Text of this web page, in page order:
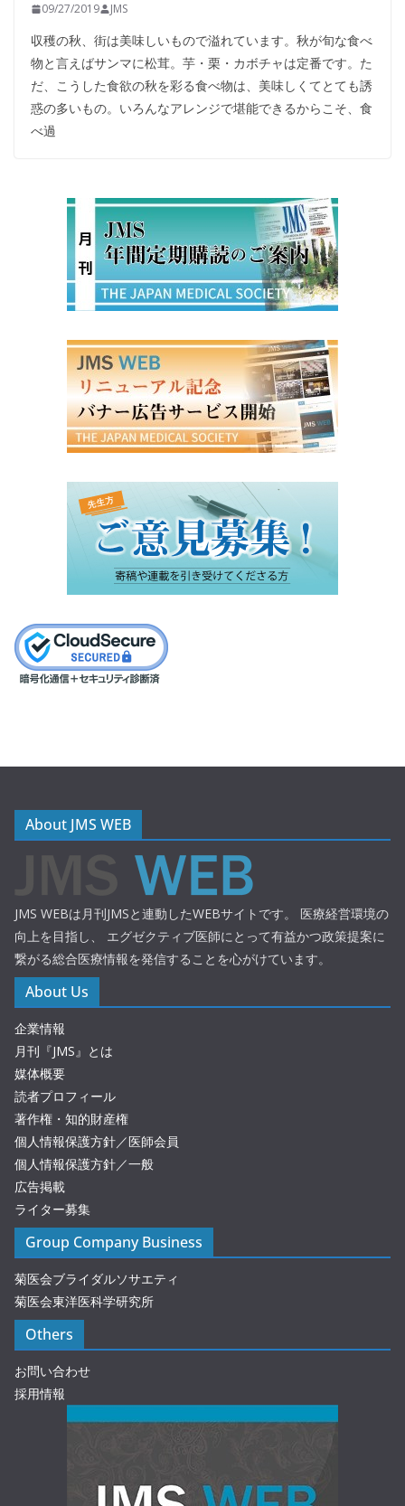
09/27/2019 JMS
収穫の秋、街は美味しいもので溢れています。秋が旬な食べ
物と言えばサンマに松茸。芋・栗・カボチャは定番です。た
だ、こうした食欲の秋を彩る食べ物は、美味しくてとても誘
惑の多いもの。いろんなアレンジで堪能できるからこそ、食
べ過
About JMS WEB
JMS WEBは月刊JMSと連動したWEBサイトです。 医療経営環境の
向上を目指し、 エグゼクティブ医師にとって有益かつ政策提案に
繋がる総合医療情報を発信することを心がけています。
About Us
企業情報
月刊『JMS』とは
媒体概要
読者プロフィール
著作権・知的財産権
個人情報保護方針／医師会員
個人情報保護方針／一般
広告掲載
ライター募集
Group Company Business
菊医会ブライダルソサエティ
菊医会東洋医科学研究所
Others
お問い合わせ
採用情報